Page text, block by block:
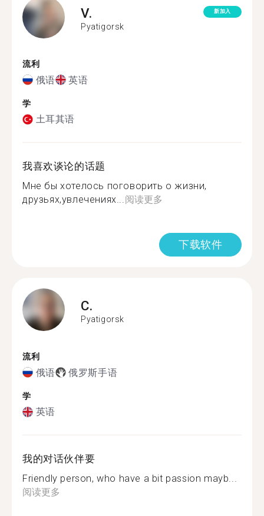
V.
Pyatigorsk
新加入
流利
俄语 英语
学
土耳其语
我喜欢谈论的话题
Мне бы хотелось поговорить о жизни,
друзьях,увлечениях...阅读更多
下载软件
C.
Pyatigorsk
流利
俄语 俄罗斯手语
学
英语
我的对话伙伴要
Friendly person, who have a bit passion mayb...
阅读更多